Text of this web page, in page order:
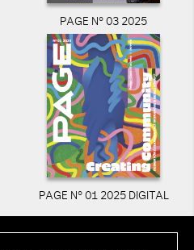
PAGE N° 03 2025
PAGE N° 01 2025 DIGITAL